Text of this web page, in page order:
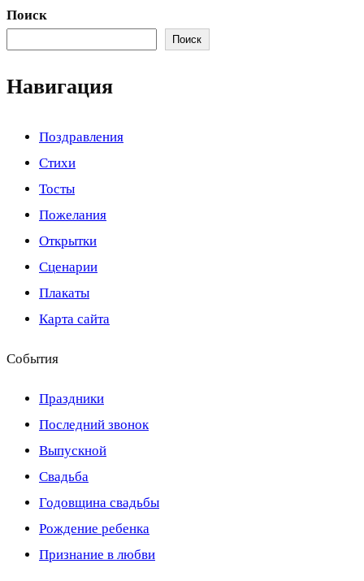
Поиск
Поиск
Навигация
Поздравления
Стихи
Тосты
Пожелания
Открытки
Сценарии
Плакаты
Карта сайта
События
Праздники
Последний звонок
Выпускной
Свадьба
Годовщина свадьбы
Рождение ребенка
Признание в любви